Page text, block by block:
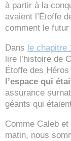
à partir à la
avaient l’Étoffe
comment le
Dans le chapitre
lire l’histoire de
Étoffe des
l’espace qui
assurance
géants qui
Comme Caleb
matin, nous